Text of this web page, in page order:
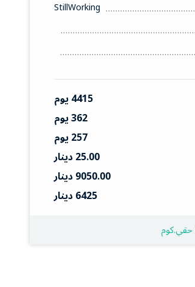
StillWorking
4415 يوم
362 يوم
257 يوم
25.00 دينار
9050.00 دينار
6425 دينار
حقي.كوم